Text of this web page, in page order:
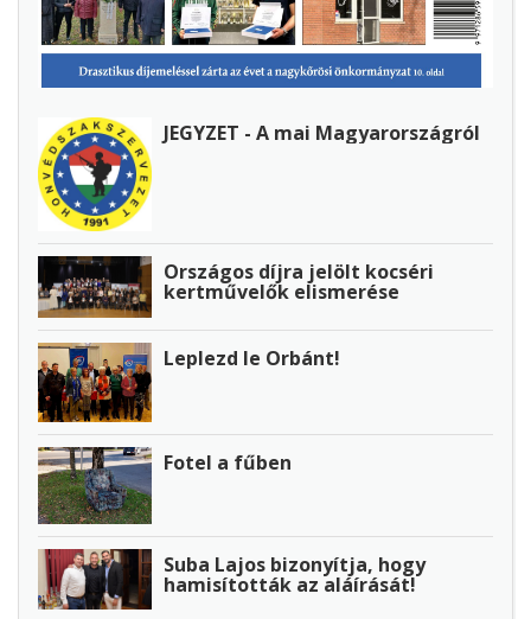
JEGYZET - A mai Magyarországról
Országos díjra jelölt kocséri
kertművelők elismerése
Leplezd le Orbánt!
Fotel a fűben
Suba Lajos bizonyítja, hogy
hamisították az aláírását!